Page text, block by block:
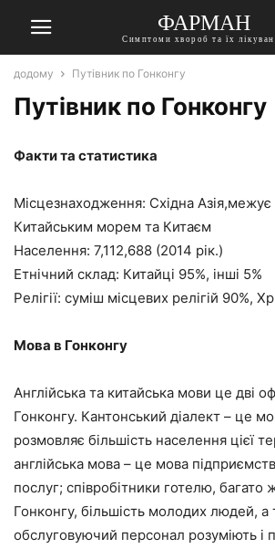
ФАРМАН
Симптоми хвороб та їх
додому Путівник по Гонконгу
Путівник по Гонконгу
Факти та статистика
Місцезнаходження: Східна Азія,межує
Китайським морем та Китаєм
Населення: 7,112,688 (2014 рік.)
Етнічний склад: Китайці 95%, інші 5%
Релігії: cуміш місцевих релігій 90%,
Мова в Гонконгу
Англійська та китайська мови це дві
Гонконгу. Кантонський діалект – це
розмовляє більшість населення цієї
англійська мова – це мова
послуг; співробітники готелю, багато
Гонконгу, більшість молодих людей, а
обслуговуючий персонал розуміють і